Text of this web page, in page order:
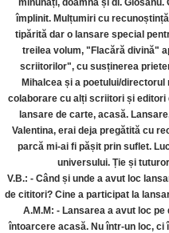
minunați, doamna și dl.
împlinit. Mulțumiri cu
tipărită dar o lansare special
treilea volum, "Flacără divină"
scriitorilor", cu susținerea
Mihalcea și a poetului/
colaborare cu alți scriitori și editori
lansare de carte, acasă.
Valentina, erai deja pregătită cu
parcă mi-ai fi pășit prin suflet.
universului. Ție și
V.B.: - Când și unde a avut loc
de cititori? Cine a participat la
A.M.M: - Lansarea a avut loc
întoarcere acasă. Nu într-un loc, ci